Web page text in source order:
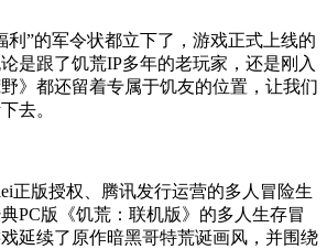
利”的军令状都立下了，游戏正式上线的
是跟了饥荒IP多年的老玩家，还是刚入
》都还留着专属于饥友的位置，让我们
去。
正版授权、腾讯发行运营的多人冒险生
PC版《饥荒：联机版》的多人生存冒
延续了原作暗黑哥特荒诞画风，并围绕